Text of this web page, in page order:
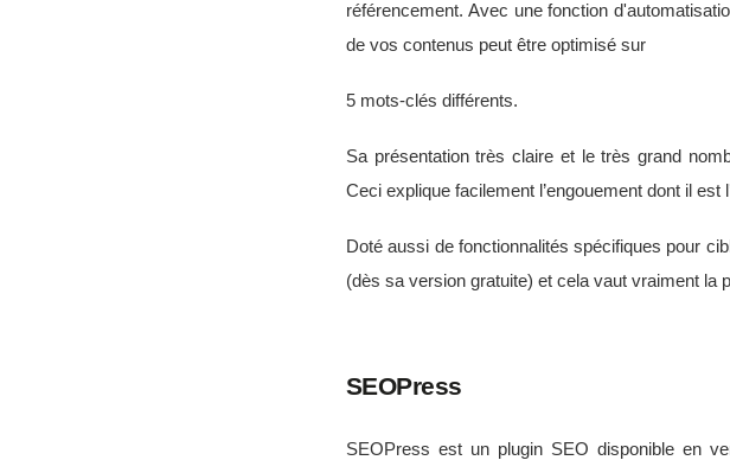
référencement. Avec une fonction
de vos contenus peut être optimisé sur
5 mots-clés différents.
Sa présentation très claire et le très grand
Ceci explique facilement l’engouement dont il est
Doté aussi de fonctionnalités spécifiques pour
(dès sa version gratuite) et cela vaut vraiment la
SEOPress
SEOPress est un plugin SEO disponible en